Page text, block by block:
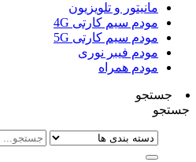
مانیتور و تلویزیون
مودم سیم کارتی 4G
مودم سیم کارتی 5G
مودم فیبر نوری
مودم همراه
جستجو
جستجو